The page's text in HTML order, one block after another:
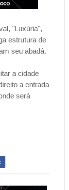
"Luxúria",
estrutura de
seu abadá.
a cidade
a entrada
será